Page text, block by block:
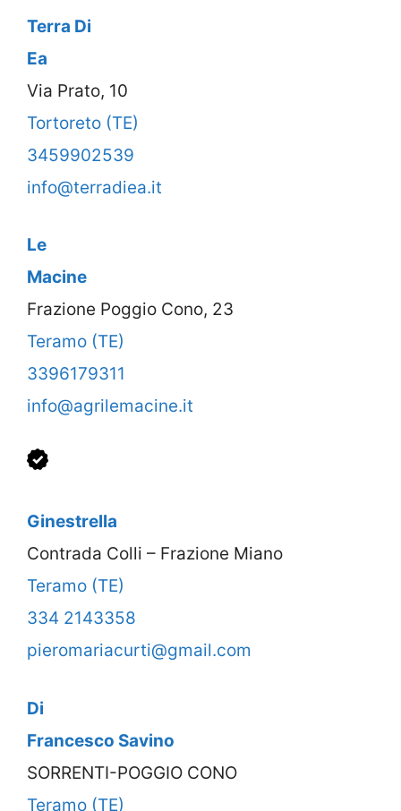
Terra Di
Ea
Via Prato, 10
Tortoreto (TE)
3459902539
info@terradiea.it
Le
Macine
Frazione Poggio Cono, 23
Teramo (TE)
3396179311
info@agrilemacine.it
Ginestrella
Contrada Colli – Frazione Miano
Teramo (TE)
334 2143358
pieromariacurti@gmail.com
Di
Francesco Savino
SORRENTI-POGGIO CONO
Teramo (TE)